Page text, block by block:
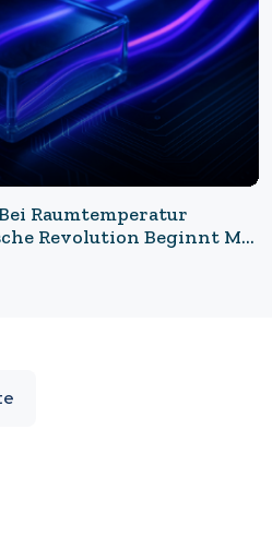
Raumtemperatur
Revolution Beginnt Mit